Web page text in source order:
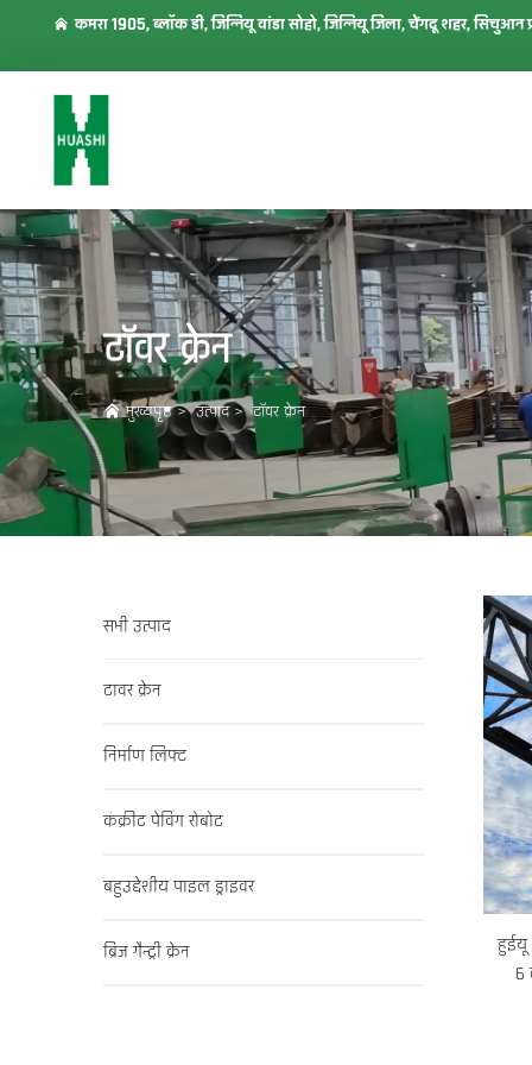
कमरा 1905, ब्लॉक डी, जिन्नियू वांडा सोहो, जिन्नियू जिला, चेंगदू शहर, सिचुआन
टॉवर क्रेन
मुख्यपृष्ठ>उत्पाद>टॉवर क्रेन
सभी उत्पाद
टावर क्रेन
निर्माण लिफ्ट
कंक्रीट पेविंग रोबोट
बहुउद्देशीय पाइल ड्राइवर
ब्रिज गैन्ट्री क्रेन
हुईयू
6